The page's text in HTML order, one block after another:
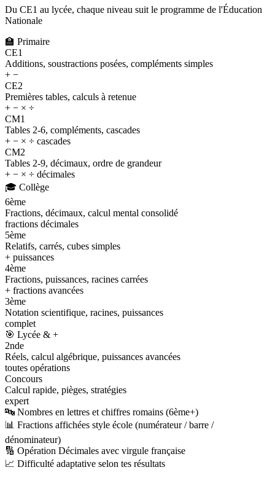
Du CE1 au lycée, chaque niveau suit le programme de l'Éducation
Nationale
🏫 Primaire
CE1
Additions, soustractions posées, compléments simples
+ −
CE2
Premières tables, calculs à retenue
+ − × ÷
CM1
Tables 2-6, compléments, cascades
+ − × ÷ cascades
CM2
Tables 2-9, décimaux, ordre de grandeur
+ − × ÷ décimales
🎓 Collège
6ème
Fractions, décimaux, calcul mental consolidé
fractions décimales
5ème
Relatifs, carrés, cubes simples
+ puissances
4ème
Fractions, puissances, racines carrées
+ fractions avancées
3ème
Notation scientifique, racines, puissances
complet
🎯 Lycée & +
2nde
Réels, calcul algébrique, puissances avancées
toutes opérations
Concours
Calcul rapide, pièges, stratégies
expert
🔤 Nombres en lettres et chiffres romains (6ème+)
📊 Fractions affichées style école (numérateur / barre /
dénominateur)
🔢 Opération Décimales avec virgule française
📈 Difficulté adaptative selon tes résultats